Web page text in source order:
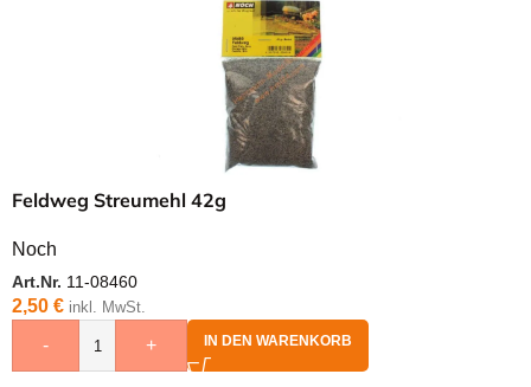
Feldweg Streumehl 42g
Noch
Art.Nr. 11-08460
2,50 € inkl. MwSt.
- + IN DEN WARENKORB